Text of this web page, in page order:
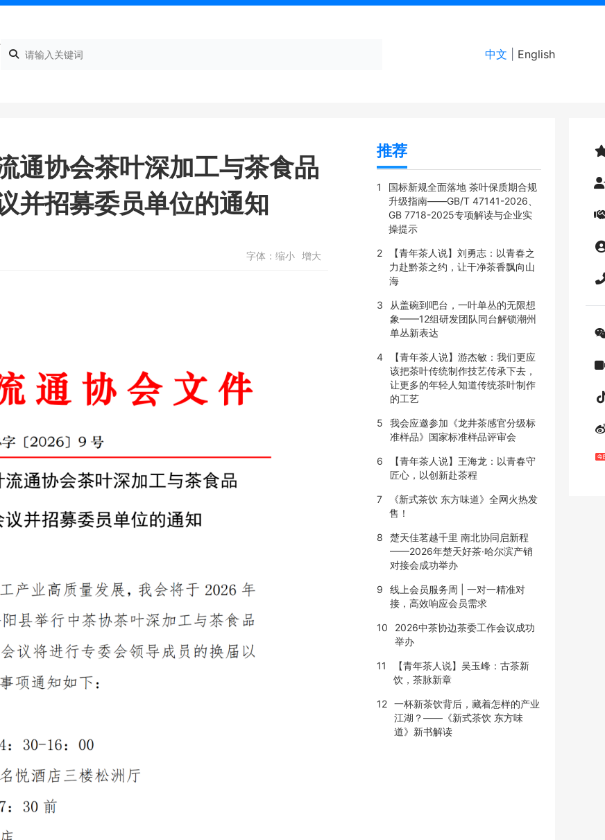
中文 English
通协会茶叶深加工与茶食品
并招募委员单位的通知
字体： 缩小 增大
推荐
1
国标新规全面落地 茶叶保质期合规
升级指南——GB/T 47141-2026、
GB 7718-2025专项解读与企业实
操提示
2
【青年茶人说】刘勇志：以青春之
力赴黔茶之约，让干净茶香飘向山
海
3
从盖碗到吧台，一叶单丛的无限想
象——12组研发团队同台解锁潮州
单丛新表达
4
【青年茶人说】游杰敏：我们更应
该把茶叶传统制作技艺传承下去，
让更多的年轻人知道传统茶叶制作
的工艺
5
我会应邀参加《龙井茶感官分级标
准样品》国家标准样品评审会
6
【青年茶人说】王海龙：以青春守
匠心，以创新赴茶程
7
《新式茶饮 东方味道》全网火热发
售！
8
楚天佳茗越千里 南北协同启新程
——2026年楚天好茶·哈尔滨产销
对接会成功举办
9
线上会员服务周 | 一对一精准对
接，高效响应会员需求
10
2026中茶协边茶委工作会议成功
举办
11
【青年茶人说】吴玉峰：古茶新
饮，茶脉新章
12
一杯新茶饮背后，藏着怎样的产业
江湖？——《新式茶饮 东方味
道》新书解读